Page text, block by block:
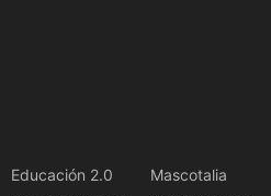
Educación 2.0
Mascotalia